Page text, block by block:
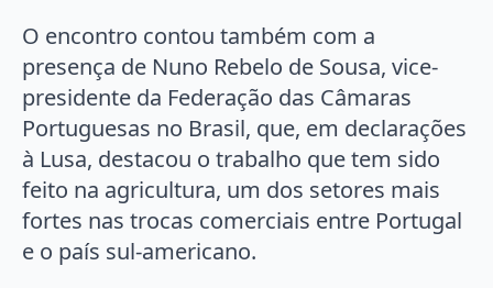
O encontro contou também com a
presença de Nuno Rebelo de Sousa, vice-
presidente da Federação das Câmaras
Portuguesas no Brasil, que, em declarações
à Lusa, destacou o trabalho que tem sido
feito na agricultura, um dos setores mais
fortes nas trocas comerciais entre Portugal
e o país sul-americano.